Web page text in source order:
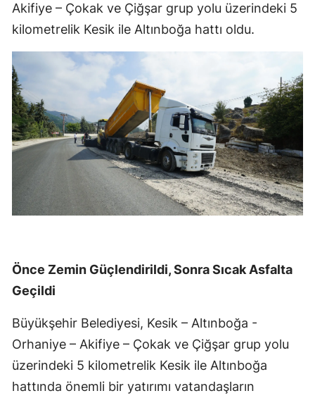
Akifiye – Çokak ve Çiğşar grup yolu üzerindeki 5
kilometrelik Kesik ile Altınboğa hattı oldu.
Önce Zemin Güçlendirildi, Sonra Sıcak Asfalta
Geçildi
Büyükşehir Belediyesi, Kesik – Altınboğa -
Orhaniye – Akifiye – Çokak ve Çiğşar grup yolu
üzerindeki 5 kilometrelik Kesik ile Altınboğa
hattında önemli bir yatırımı vatandaşların